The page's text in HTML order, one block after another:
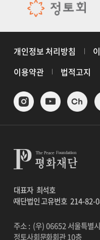
개인정보 처리방침
이용약관
법적고지
대표자 최석호
재단법인 고유번호214-82-
주소 : (우) 06652 서울특별
정토사회문화회관 10층